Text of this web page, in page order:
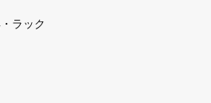
ラック